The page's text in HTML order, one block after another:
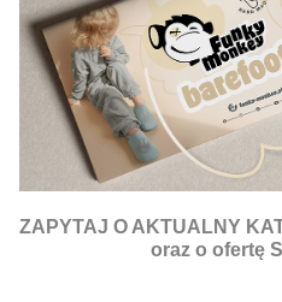
ZAPYTAJ O AKTUALNY
oraz o ofertę